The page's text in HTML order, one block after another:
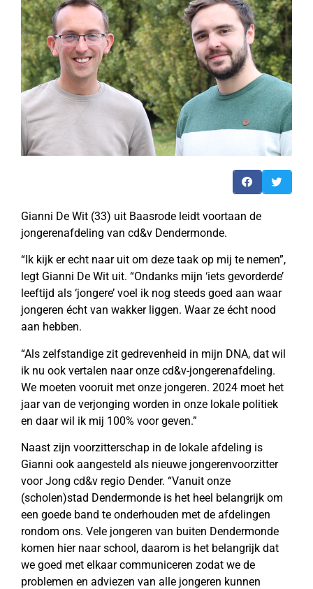
Gianni De Wit (33) uit Baasrode leidt voortaan de
jongerenafdeling van cd&v Dendermonde.
“Ik kijk er echt naar uit om deze taak op mij te nemen”,
legt Gianni De Wit uit. “Ondanks mijn ‘iets gevorderde’
leeftijd als ‘jongere’ voel ik nog steeds goed aan waar
jongeren écht van wakker liggen. Waar ze écht nood
aan hebben.
“Als zelfstandige zit gedrevenheid in mijn DNA, dat wil
ik nu ook vertalen naar onze cd&v-jongerenafdeling.
We moeten vooruit met onze jongeren. 2024 moet het
jaar van de verjonging worden in onze lokale politiek
en daar wil ik mij 100% voor geven.”
Naast zijn voorzitterschap in de lokale afdeling is
Gianni ook aangesteld als nieuwe jongerenvoorzitter
voor Jong cd&v regio Dender. “Vanuit onze
(scholen)stad Dendermonde is het heel belangrijk om
een goede band te onderhouden met de afdelingen
rondom ons. Vele jongeren van buiten Dendermonde
komen hier naar school, daarom is het belangrijk dat
we goed met elkaar communiceren zodat we de
problemen en adviezen van alle jongeren kunnen